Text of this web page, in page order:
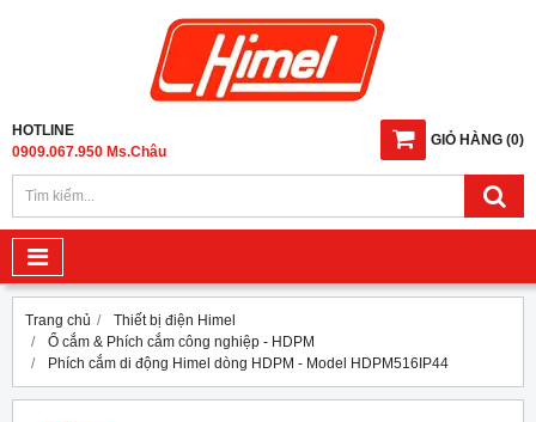
GIỎ HÀNG (0)
HOTLINE
0909.067.950 Ms.Châu
Trang chủ
Thiết bị điện Himel
Ổ cắm & Phích cắm công nghiệp - HDPM
Phích cắm di động Himel dòng HDPM - Model HDPM516IP44